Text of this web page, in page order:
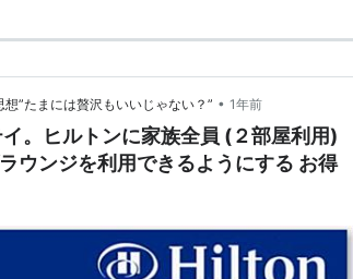
”たまには贅沢もいいじゃない？” • 1年前
。ヒルトンに家族全員 (２部屋利用)
ウンジを利用できるようにする お得